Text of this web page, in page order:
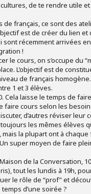
de te rendre utile
de français, ce sont des
est de créer du lien et
récemment arrivées
!
le cours, on s’occupe du
L’objectif est de
de français
1 et 3 élèves.
Cela laisse le temps de faire
faire cours selon les
d’autres réviser leur
les mêmes élèves
la plupart ont à chaque
super moyen de faire
de la Conversation,
tout les lundis à 19h,
le rôle de “prof” et
d’une soirée ?